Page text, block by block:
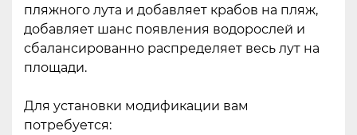
пляжного лута и добавляет крабов на пляж,
добавляет шанс появления водорослей и
сбалансированно распределяет весь лут на
площади.
Для установки модификации вам
потребуется: